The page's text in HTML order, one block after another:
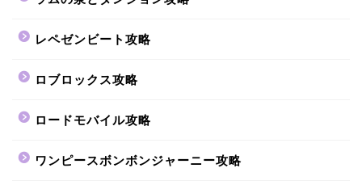
レペゼンビート攻略
ロブロックス攻略
ロードモバイル攻略
ワンピースボンボンジャーニー攻略